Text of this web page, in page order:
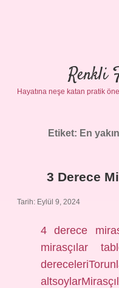
Renkli
Hayatına neşe katan pratik
Etiket: En
3 Derece
Tarih: Eylül 9, 2024
4 derece
mirasçılar